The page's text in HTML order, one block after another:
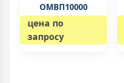
ОМВП10000
цена по
запросу